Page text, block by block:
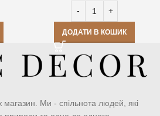
ДОДАТИ В КОШИК
Ми - спільнота людей, які